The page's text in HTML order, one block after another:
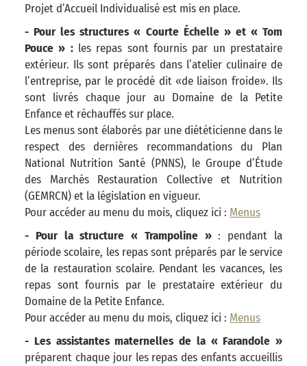
Projet d’Accueil Individualisé est mis en place.
- Pour les structures « Courte Échelle » et « Tom
Pouce » :les repas sont fournis par un prestataire
extérieur. Ils sont préparés dans l’atelier culinaire de
l’entreprise, par le procédé dit «de liaison froide». Ils
sont livrés chaque jour au Domaine de la Petite
Enfance et réchauffés sur place.
Les menus sont élaborés par une diététicienne dans le
respect des dernières recommandations du Plan
National Nutrition Santé (PNNS), le Groupe d’Étude
des Marchés Restauration Collective et Nutrition
(GEMRCN) et la législation en vigueur.
Pour accéder au menu du mois, cliquez ici : Menus
- Pour la structure « Trampoline »: pendant la
période scolaire, les repas sont préparés par le service
de la restauration scolaire. Pendant les vacances, les
repas sont fournis par le prestataire extérieur du
Domaine de la Petite Enfance.
Pour accéder au menu du mois, cliquez ici : Menus
- Les assistantes maternelles de la « Farandole »
préparent chaque jour les repas des enfants accueillis